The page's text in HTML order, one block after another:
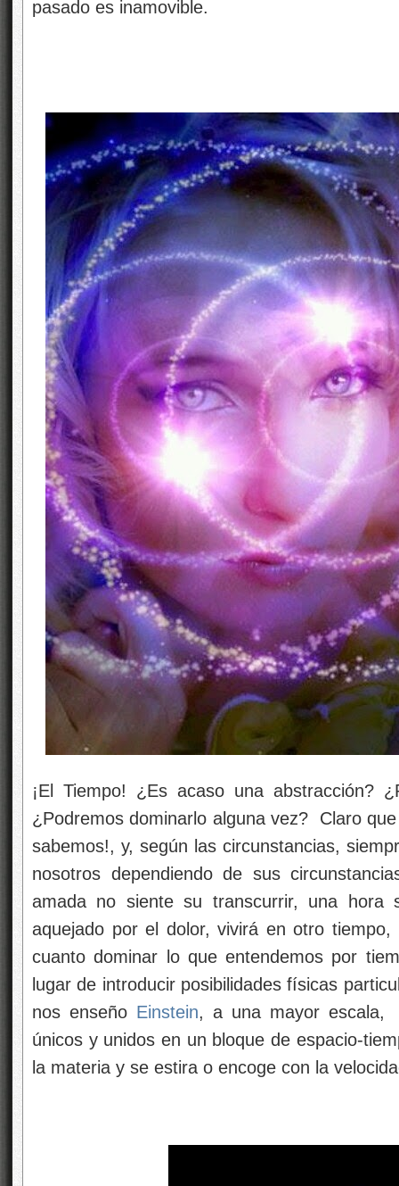
pasado es inamovible.
¡El Tiempo! ¿Es acaso una abstracción?
¿Podremos dominarlo alguna vez? Claro
sabemos!, y, según las circunstancias,
nosotros dependiendo de sus
amada no siente su transcurrir, una hora
aquejado por el dolor, vivirá en otro
cuanto dominar lo que entendemos por
lugar de introducir posibilidades físicas
nos enseño Einstein, a una mayor escala,
únicos y unidos en un bloque de espacio-
la materia y se estira o encoge con la